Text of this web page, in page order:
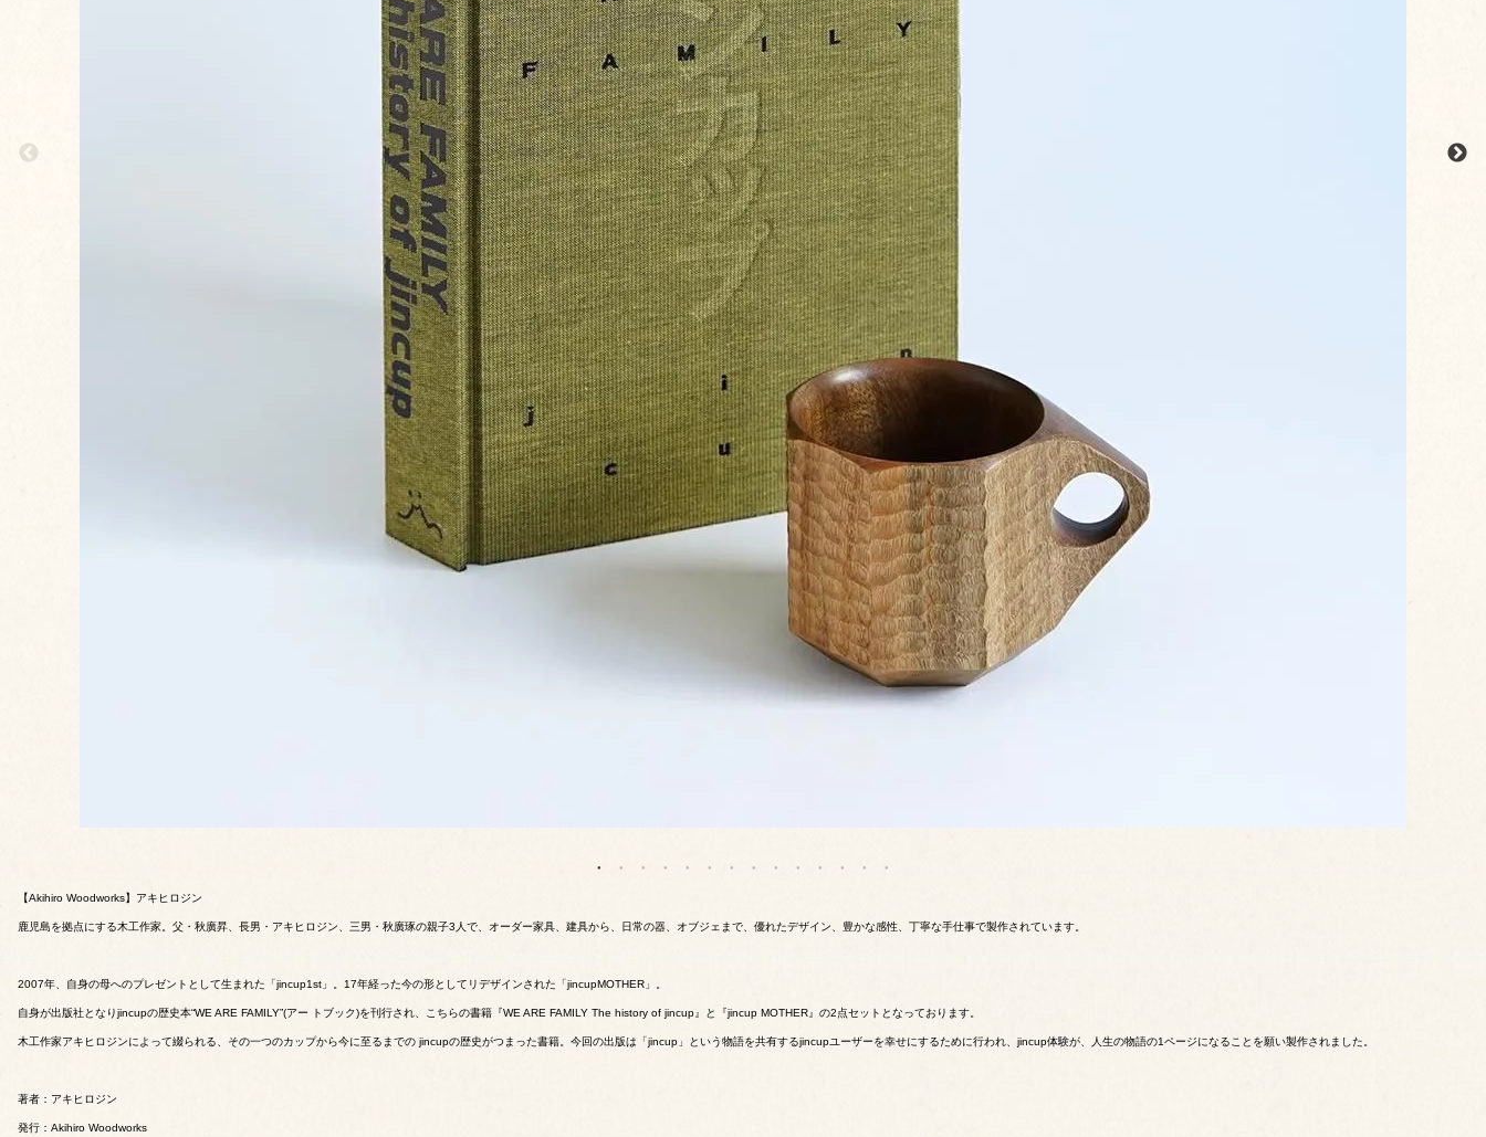
【Akihiro Woodworks】アキヒロジン
鹿児島を拠点にする木工作家。父・秋廣昇、長男・アキヒロジン、三男・秋廣琢の親子3人で、オーダー家具、建具から、日常の器、オブジェまで、優れたデザイン、豊かな感性、丁寧な手仕事で製作されています。
2007年、自身の母へのプレゼントとして生まれた「jincup1st」。17年経った今の形としてリデザインされた「jincupMOTHER」。
自身が出版社となりjincupの歴史本“WE ARE FAMILY”(アー トブック)を刊行され、こちらの書籍『WE ARE FAMILY The history of jincup』と『jincup MOTHER』の2点セットとなっております。
木工作家アキヒロジンによって綴られる、その一つのカップから今に至るまでの jincupの歴史がつまった書籍。今回の出版は「jincup」という物語を共有するjincupユーザーを幸せにするために行われ、jincup体験が、人生の物語の1ページになることを願い製作されました。
著者：アキヒロジン
発行：Akihiro Woodworks